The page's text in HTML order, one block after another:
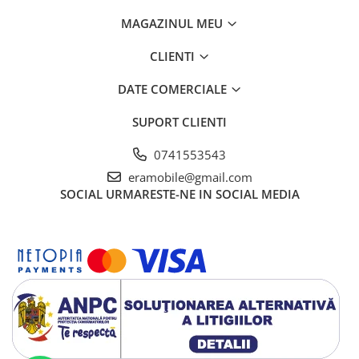
MAGAZINUL MEU
CLIENTI
DATE COMERCIALE
SUPORT CLIENTI
0741553543
eramobile@gmail.com
SOCIAL URMARESTE-NE IN SOCIAL MEDIA